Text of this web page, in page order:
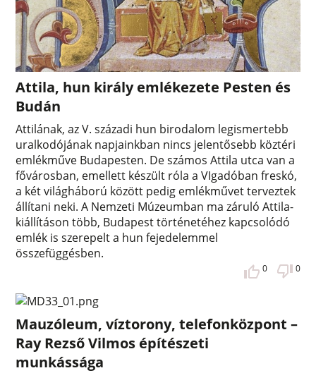
Attila, hun király emlékezete Pesten és
Budán
Attilának, az V. századi hun birodalom legismertebb
uralkodójának napjainkban nincs jelentősebb köztéri
emlékműve Budapesten. De számos Attila utca van a
fővárosban, emellett készült róla a VIgadóban freskó,
a két világháború között pedig emlékművet terveztek
állítani neki. A Nemzeti Múzeumban ma záruló Attila-
kiállításon több, Budapest történetéhez kapcsolódó
emlék is szerepelt a hun fejedelemmel
összefüggésben.
0 0
Mauzóleum, víztorony, telefonközpont –
Ray Rezső Vilmos építészeti
munkássága